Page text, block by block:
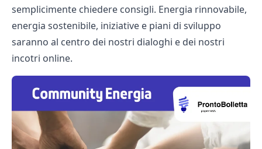
semplicimente chiedere consigli. Energia rinnovabile,
energia sostenibile, iniziative e piani di sviluppo
saranno al centro dei nostri dialoghi e dei nostri
incotri online.